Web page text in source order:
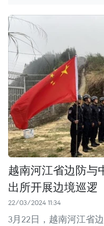
越南河江省边防与
出所开展边境巡逻
22/03/2024 11:34
3月22日，越南河江省